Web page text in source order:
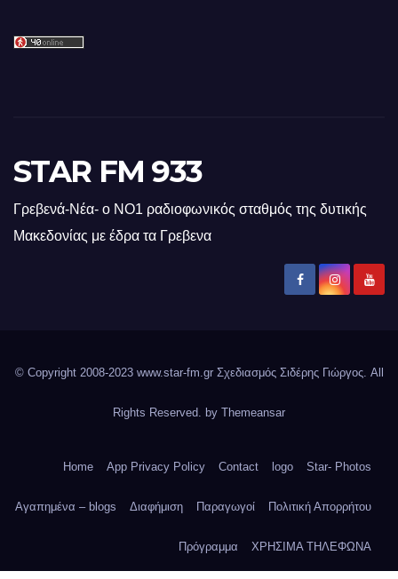
STAR FM 933
Γρεβενά-Νέα- ο ΝΟ1 ραδιοφωνικός σταθμός της δυτικής
Μακεδονίας με έδρα τα Γρεβενα
© Copyright 2008-2023 www.star-fm.gr Σχεδιασμός Σιδέρης Γιώργος. All
Rights Reserved. by Themeansar
Home App Privacy Policy Contact logo Star- Photos
Αγαπημένα – blogs Διαφήμιση Παραγωγοί Πολιτική Απορρήτου
Πρόγραμμα ΧΡΗΣΙΜΑ ΤΗΛΕΦΩΝΑ